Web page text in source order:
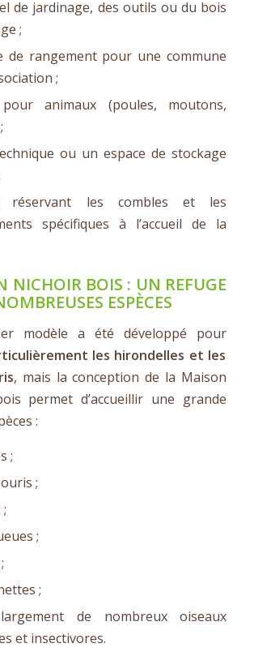
de jardinage, des outils ou du bois
;
de rangement pour une commune
;
animaux (poules, moutons,
ou un espace de stockage
les combles et les
spécifiques à l’accueil de la
NICHOIR BOIS : UN REFUGE
ESPÈCES
modèle a été développé pour
les hirondelles et les
, mais la conception de la Maison
permet d’accueillir une grande
:
;
;
;
;
de nombreux oiseaux
et insectivores.